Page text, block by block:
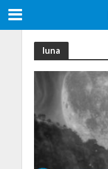
luna